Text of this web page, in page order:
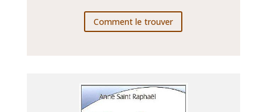
Comment le trouver